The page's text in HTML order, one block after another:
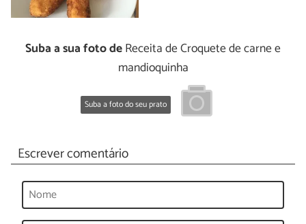
Suba a sua foto deReceita de Croquete de carne e
mandioquinha
Suba a foto do seu prato
Escrever comentário